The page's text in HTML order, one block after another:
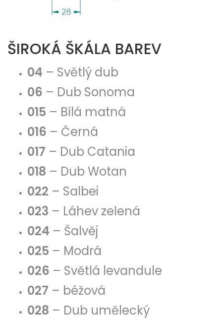
ŠIROKÁ ŠKÁLA BAREV
04 – Světlý dub
06 – Dub Sonoma
015 – Bílá matná
016 – Černá
017 – Dub Catania
018 – Dub Wotan
022 – Salbei
023 – Láhev zelená
024 – Šalvěj
025 – Modrá
026 – Světlá levandule
027 – béžová
028 – Dub umělecký